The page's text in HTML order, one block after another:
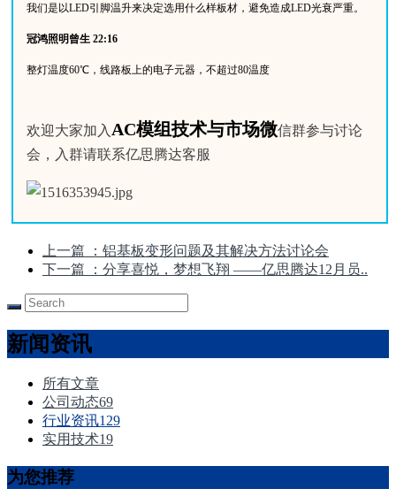
我们是以LED引脚温升来决定选用什么样板材，避免造成LED光衰严重。
冠鸿照明曾生 22:16
整灯温度60℃ ，线路板上的电子元器，不超过80温度
欢迎大家加入 AC模组技术与市场微信群参与讨论
会，入群请联系亿思腾达客服
上一篇
：铝基板变形问题及其解决方法讨论会
下一篇
：分享喜悦，梦想飞翔 ——亿思腾达12月员..
新闻资讯
所有文章
公司动态69
行业资讯129
实用技术19
为您推荐